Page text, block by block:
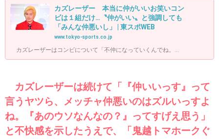
カズレーザー 本当に仲がいいお笑いコン
ビは１組だけ…〝仲がいい〟と強調しても
「みんな仲悪いし」 | 東スポWEB
www.tokyo-sports.co.jp
カズレーザーはコンビについて「不仲になっていくんでね。...
カズレーザーは続けて「『仲いいっす』って
言うヤツら、メッチャ仲悪いのはズルいっすよ
ね。『あのウソなんなの？』ってすげえ思う」
と不快感を示したうえで、「鬼越トマホークぐ